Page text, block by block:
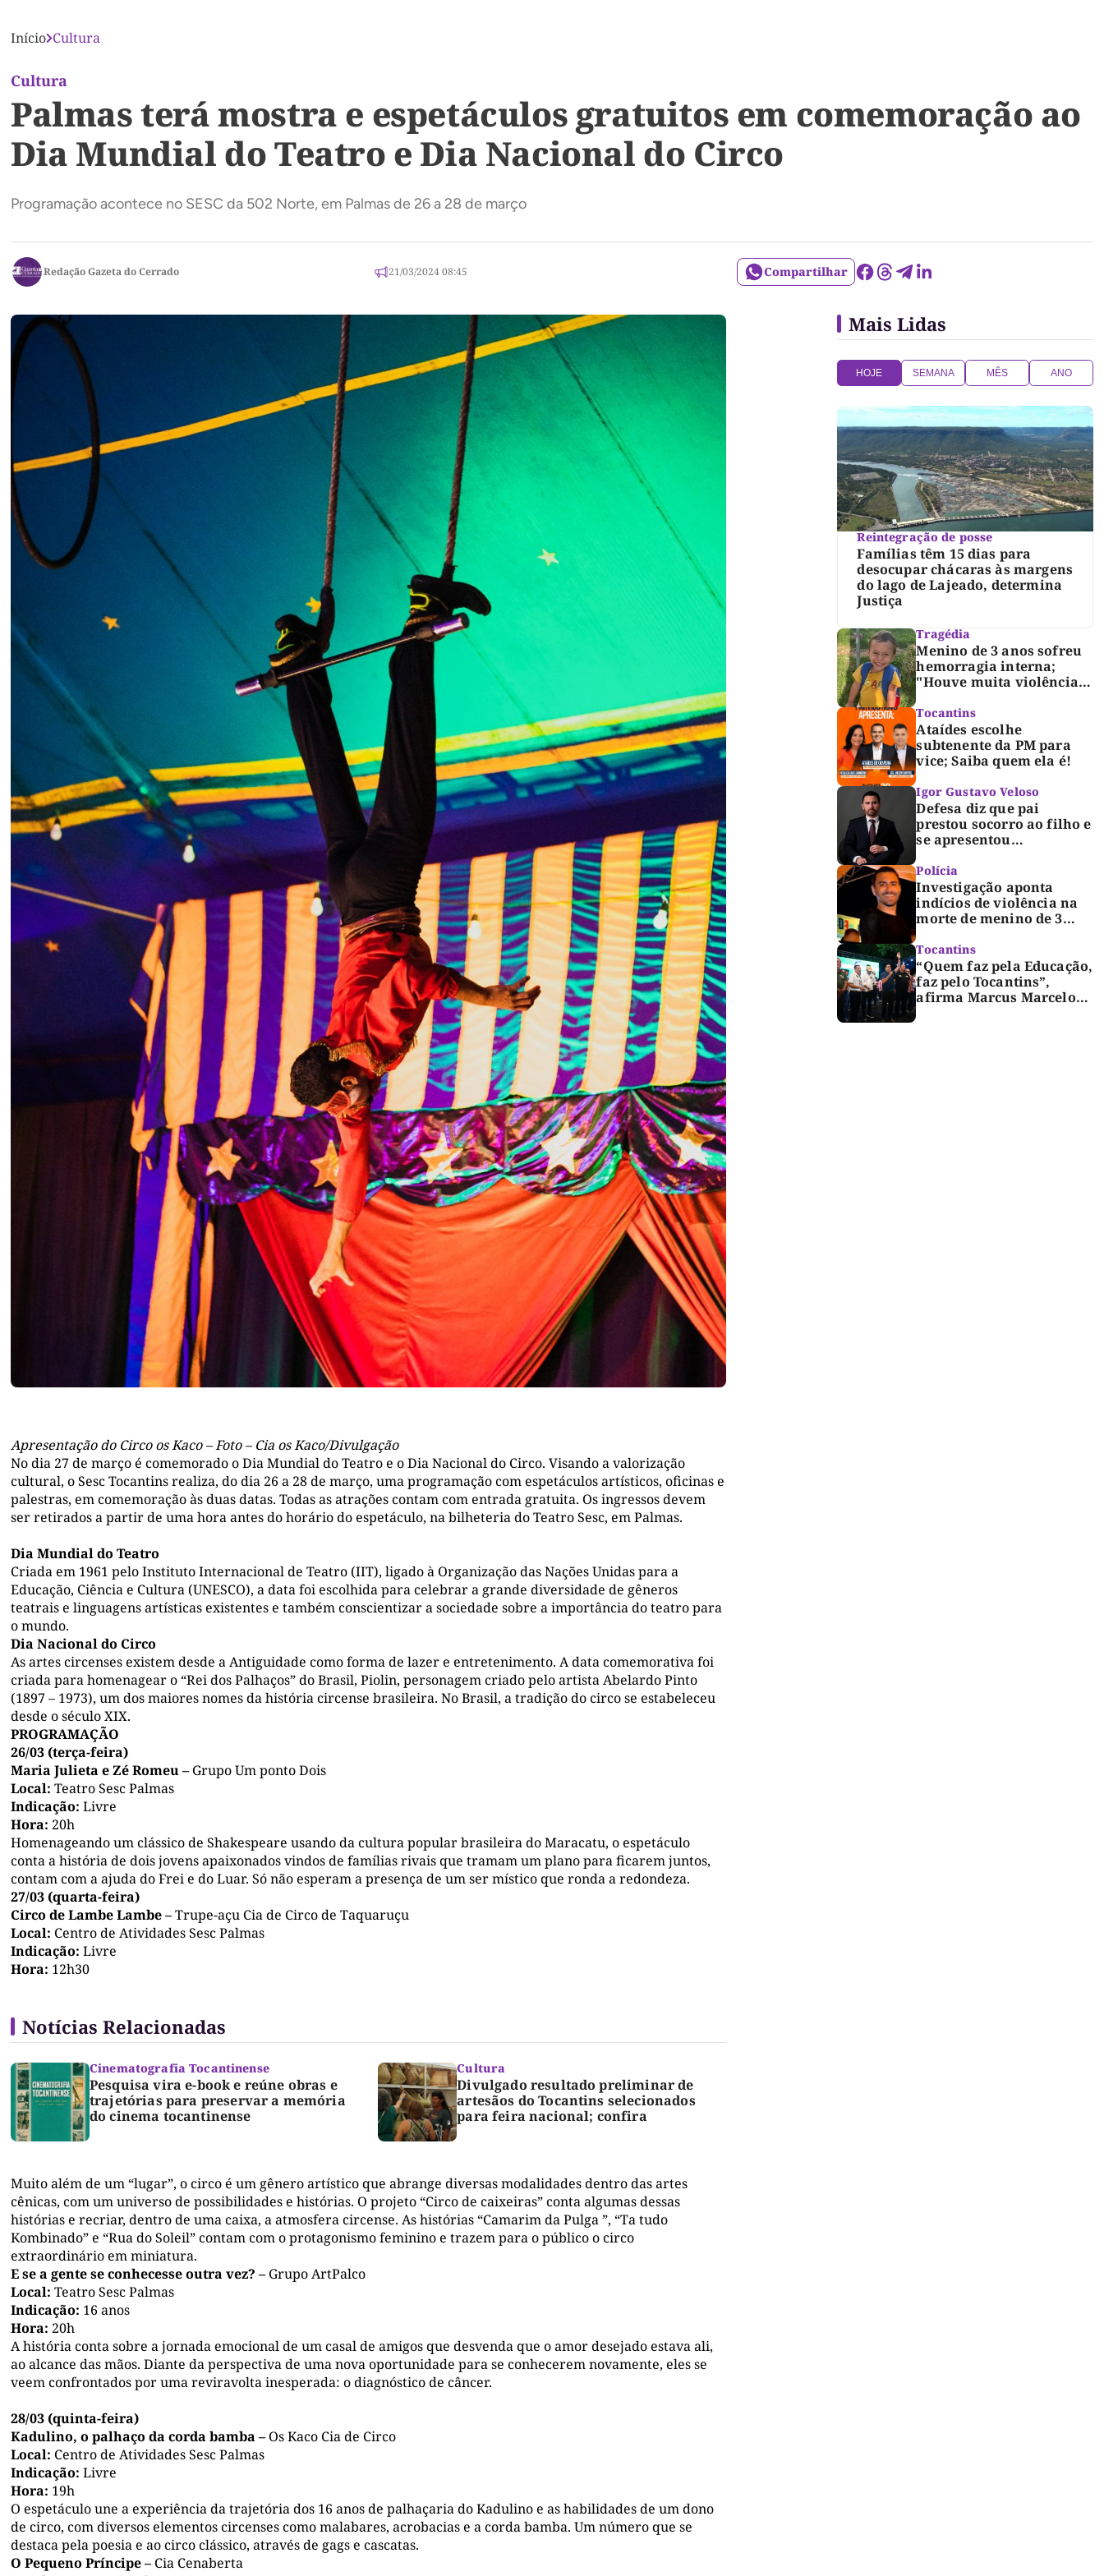
Início Cultura
Cultura
Palmas terá mostra e espetáculos gratuitos em comemoração ao
Dia Mundial do Teatro e Dia Nacional do Circo
Programação acontece no SESC da 502 Norte, em Palmas de 26 a 28 de março
Redação Gazeta do Cerrado 21/03/2024 08:45 Compartilhar
Apresentação do Circo os Kaco – Foto – Cia os Kaco/Divulgação
No dia 27 de março é comemorado o Dia Mundial do Teatro e o Dia Nacional do Circo. Visando a valorização
cultural, o Sesc Tocantins realiza, do dia 26 a 28 de março, uma programação com espetáculos artísticos, oficinas e
palestras, em comemoração às duas datas. Todas as atrações contam com entrada gratuita. Os ingressos devem
ser retirados a partir de uma hora antes do horário do espetáculo, na bilheteria do Teatro Sesc, em Palmas.
Dia Mundial do Teatro
Criada em 1961 pelo Instituto Internacional de Teatro (IIT), ligado à Organização das Nações Unidas para a
Educação, Ciência e Cultura (UNESCO), a data foi escolhida para celebrar a grande diversidade de gêneros
teatrais e linguagens artísticas existentes e também conscientizar a sociedade sobre a importância do teatro para
o mundo.
Dia Nacional do Circo
As artes circenses existem desde a Antiguidade como forma de lazer e entretenimento. A data comemorativa foi
criada para homenagear o “Rei dos Palhaços” do Brasil, Piolin, personagem criado pelo artista Abelardo Pinto
(1897 – 1973), um dos maiores nomes da história circense brasileira. No Brasil, a tradição do circo se estabeleceu
desde o século XIX.
PROGRAMAÇÃO
26/03 (terça-feira)
Maria Julieta e Zé Romeu – Grupo Um ponto Dois
Local: Teatro Sesc Palmas
Indicação: Livre
Hora: 20h
Homenageando um clássico de Shakespeare usando da cultura popular brasileira do Maracatu, o espetáculo
conta a história de dois jovens apaixonados vindos de famílias rivais que tramam um plano para ficarem juntos,
contam com a ajuda do Frei e do Luar. Só não esperam a presença de um ser místico que ronda a redondeza.
27/03 (quarta-feira)
Circo de Lambe Lambe –Trupe-açu Cia de Circo de Taquaruçu
Local: Centro de Atividades Sesc Palmas
Indicação: Livre
Hora: 12h30
Notícias Relacionadas
Cinematografia Tocantinense
Pesquisa vira e-book e reúne obras e
trajetórias para preservar a memória
do cinema tocantinense
Cultura
Divulgado resultado preliminar de
artesãos do Tocantins selecionados
para feira nacional; confira
Muito além de um “lugar”, o circo é um gênero artístico que abrange diversas modalidades dentro das artes
cênicas, com um universo de possibilidades e histórias. O projeto “Circo de caixeiras” conta algumas dessas
histórias e recriar, dentro de uma caixa, a atmosfera circense. As histórias “Camarim da Pulga ”, “Ta tudo
Kombinado” e “Rua do Soleil” contam com o protagonismo feminino e trazem para o público o circo
extraordinário em miniatura.
E se a gente se conhecesse outra vez? – Grupo ArtPalco
Local: Teatro Sesc Palmas
Indicação: 16 anos
Hora: 20h
A história conta sobre a jornada emocional de um casal de amigos que desvenda que o amor desejado estava ali,
ao alcance das mãos. Diante da perspectiva de uma nova oportunidade para se conhecerem novamente, eles se
veem confrontados por uma reviravolta inesperada: o diagnóstico de câncer.
28/03 (quinta-feira)
Kadulino, o palhaço da corda bamba – Os Kaco Cia de Circo
Local: Centro de Atividades Sesc Palmas
Indicação: Livre
Hora: 19h
O espetáculo une a experiência da trajetória dos 16 anos de palhaçaria do Kadulino e as habilidades de um dono
de circo, com diversos elementos circenses como malabares, acrobacias e a corda bamba. Um número que se
destaca pela poesia e ao circo clássico, através de gags e cascatas.
O Pequeno Príncipe – Cia Cenaberta
Mais Lidas
HOJE SEMANA MÊS ANO
Reintegração de posse
Famílias têm 15 dias para
desocupar chácaras às margens
do lago de Lajeado, determina
Justiça
Tragédia
Menino de 3 anos sofreu
hemorragia interna;
"Houve muita violência",
Tocantins
Ataídes escolhe
subtenente da PM para
vice; Saiba quem ela é!
Igor Gustavo Veloso
Defesa diz que pai
prestou socorro ao filho e
se apresentou
polícia após morte de
criança de 3 anos
Polícia
Investigação aponta
indícios de violência na
morte de menino de 3
Tocantins
“Quem faz pela Educação,
faz pelo Tocantins”,
afirma Marcus Marcelo